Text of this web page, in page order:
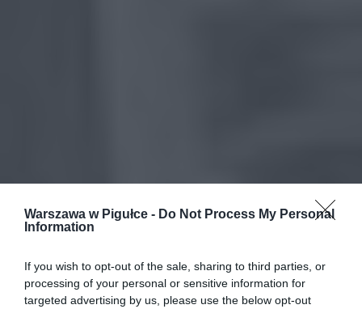
Warszawa w Pigułce - Do Not Process My Personal
Information
If you wish to opt-out of the sale, sharing to third parties, or
processing of your personal or sensitive information for
targeted advertising by us, please use the below opt-out